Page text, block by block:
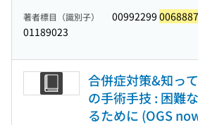
著者標目（識別子） 00992299
01189023
合併症対策&知っ
の手術手技 : 困難
るために (OGS